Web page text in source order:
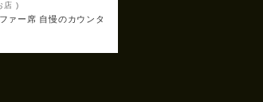
店 )
ァー席 自慢のカウンタ